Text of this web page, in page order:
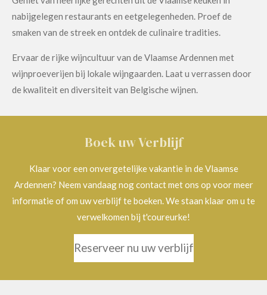
nabijgelegen restaurants en eetgelegenheden. Proef de
smaken van de streek en ontdek de culinaire tradities.
Ervaar de rijke wijncultuur van de Vlaamse Ardennen met
wijnproeverijen bij lokale wijngaarden. Laat u verrassen door
de kwaliteit en diversiteit van Belgische wijnen.
Boek uw Verblijf
Klaar voor een onvergetelijke vakantie in de Vlaamse
Ardennen? Neem vandaag nog contact met ons op voor meer
informatie of om uw verblijf te boeken. We staan klaar om u te
verwelkomen bij t'coureurke!
Reserveer nu uw verblijf